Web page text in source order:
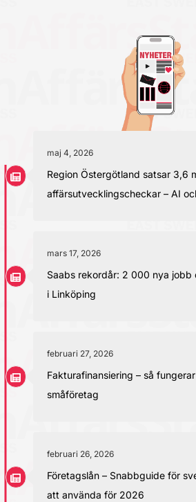
maj 4, 2026
Region Östergötland satsar 3,6
affärsutvecklingscheckar – AI
mars 17, 2026
Saabs rekordår: 2 000 nya jobb
i Linköping
februari 27, 2026
Fakturafinansiering – så
småföretag
februari 26, 2026
Företagslån – Snabbguide för
att använda för 2026